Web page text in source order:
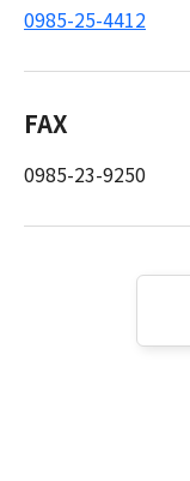
0985-25-4412
FAX
0985-23-9250